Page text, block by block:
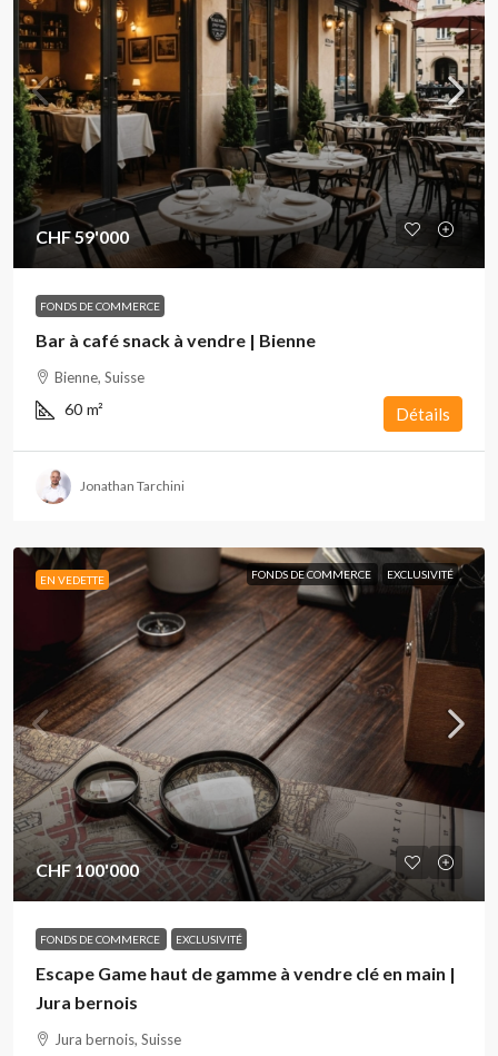
CHF 59'000
FONDS DE COMMERCE
Bar à café snack à vendre | Bienne
Bienne, Suisse
60 m² Détails
Jonathan Tarchini
EN VEDETTE FONDS DE COMMERCE EXCLUSIVITÉ
CHF 100'000
FONDS DE COMMERCE EXCLUSIVITÉ
Escape Game haut de gamme à vendre clé en main |
Jura bernois
Jura bernois, Suisse